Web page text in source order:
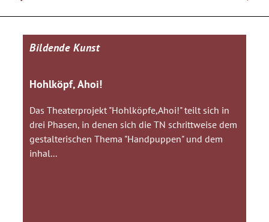
Bildende Kunst
Hohlköpf, Ahoi!
Das Theaterprojekt "Hohlköpfe,Ahoi!" teilt sich in
drei Phasen, in denen sich die TN schrittweise dem
gestalterischen Thema "Handpuppen" und dem
inhal...